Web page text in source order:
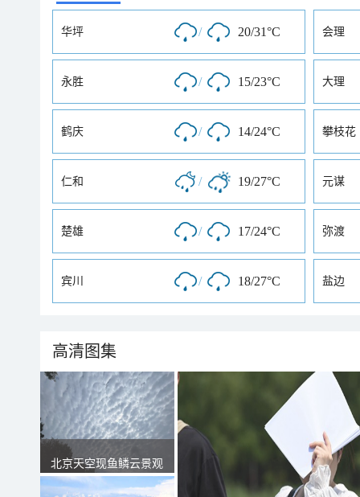
华坪 / 20/31°C 会理
永胜 / 15/23°C 大理
鹤庆 / 14/24°C 攀枝花
仁和 / 19/27°C 元谋
楚雄 / 17/24°C 弥渡
宾川 / 18/27°C 盐边
高清图集
北京天空现鱼鳞云景观